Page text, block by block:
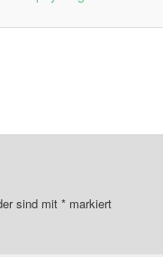
sind mit *markiert